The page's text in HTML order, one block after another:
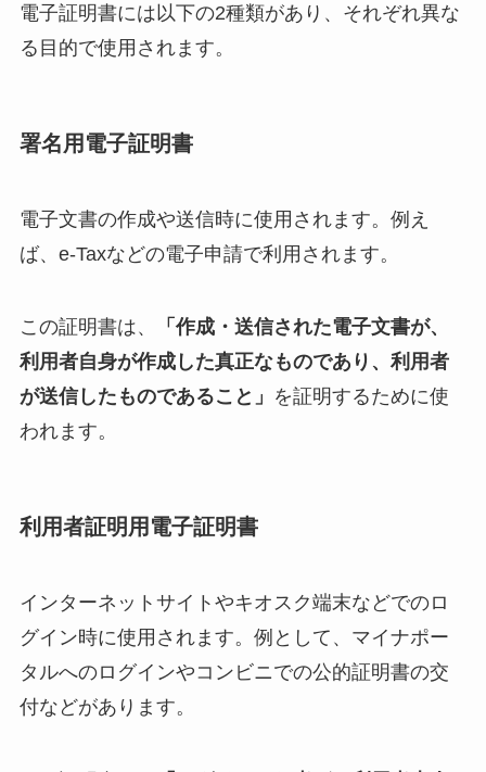
電子証明書には以下の2種類があり、それぞれ異な
る目的で使用されます。
署名用電子証明書
電子文書の作成や送信時に使用されます。例え
ば、e-Taxなどの電子申請で利用されます。
この証明書は、
「作成・送信された電子文書が、
利用者自身が作成した真正なものであり、利用者
が送信したものであること」 を証明するために使
われます。
利用者証明用電子証明書
インターネットサイトやキオスク端末などでのロ
グイン時に使用されます。例として、マイナポー
タルへのログインやコンビニでの公的証明書の交
付などがあります。